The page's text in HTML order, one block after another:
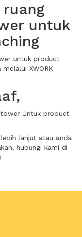
ruang
untuk
untuk product
XWORK
Untuk product
lanjut atau anda
hubungi kami di